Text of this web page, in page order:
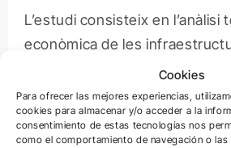
Cookies
Para ofrecer las mejores experiencias,
cookies para almacenar y/o acceder a la
consentimiento de estas tecnologías nos
como el comportamiento de navegación o las
L’estudi consisteix en l’anàlisi
econòmica de les
necessàries, a curt i llarg
sanejament de les aigües
roig del Camp.
La solució s’articula al voltant